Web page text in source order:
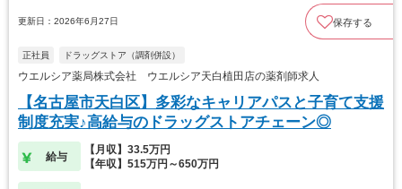
更新日：2026年6月27日 保存する
正社員 ドラッグストア（調剤併設）
ウエルシア薬局株式会社 ウエルシア天白植田店の薬剤師求人
【名古屋市天白区】多彩なキャリアパスと子育て支援
制度充実♪高給与のドラッグストアチェーン◎
給与
【月収】33.5万円
【年収】515万円～650万円